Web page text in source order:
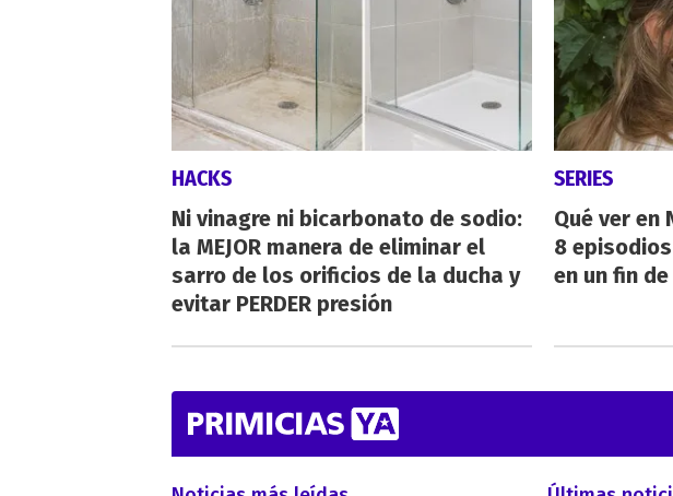
HACKS
Ni vinagre ni bicarbonato de sodio:
la MEJOR manera de eliminar el
sarro de los orificios de la ducha y
evitar PERDER presión
SERIES
Qué ver en
8
en un fin